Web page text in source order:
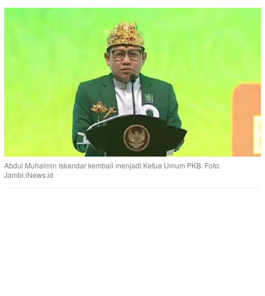
Abdul Muhaimin Iskandar kembali menjadi Ketua Umum PKB. Foto:
Jambi.iNews.id